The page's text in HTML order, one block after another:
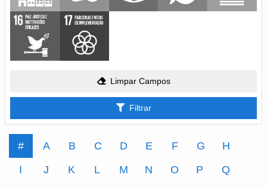
Limpar Campos
Filtrar
# A B C D E F G
H
I
J K L M N O P
Q